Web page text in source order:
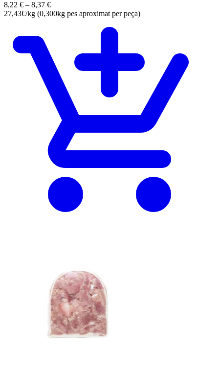
8,22 € – 8,37 €
27,43€/kg (0,300kg pes aproximat per peça)